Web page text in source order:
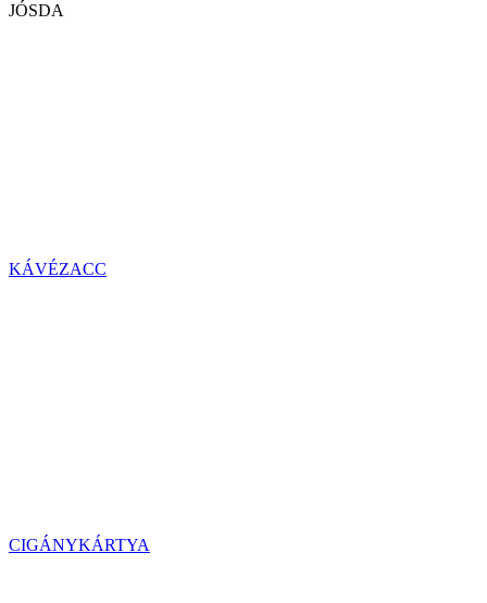
JÓSDA
KÁVÉZACC
CIGÁNYKÁRTYA